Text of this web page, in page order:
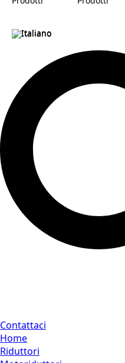
Italiano
Contattaci
Home
Riduttori